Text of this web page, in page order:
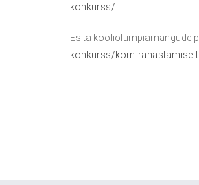
konkurss/
Esita kooliolümpiamängude
konkurss/kom-rahastamise-